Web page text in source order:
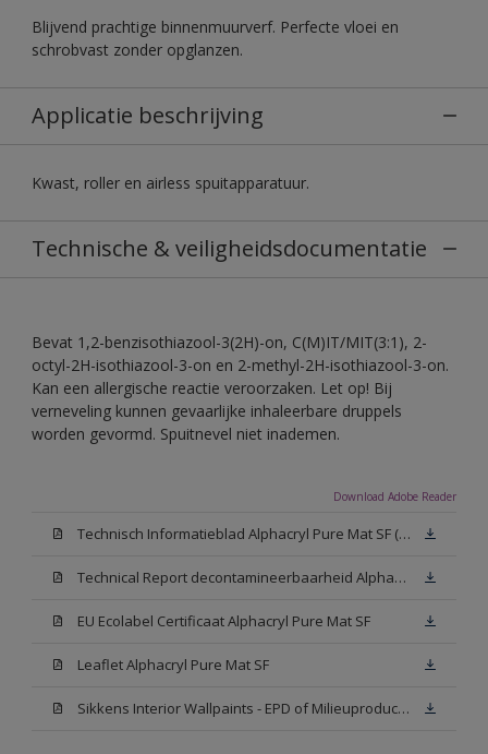
Blijvend prachtige binnenmuurverf. Perfecte vloei en
schrobvast zonder opglanzen.
Applicatie beschrijving
Kwast, roller en airless spuitapparatuur.
Technische & veiligheidsdocumentatie
Bevat 1,2-benzisothiazool-3(2H)-on, C(M)IT/MIT(3:1), 2-
octyl-2H-isothiazool-3-on en 2-methyl-2H-isothiazool-3-on.
Kan een allergische reactie veroorzaken. Let op! Bij
verneveling kunnen gevaarlijke inhaleerbare druppels
worden gevormd. Spuitnevel niet inademen.
Download Adobe Reader
Technisch Informatieblad Alphacryl Pure Mat SF (New Livery) (PDF)
Technical Report decontamineerbaarheid Alphacryl Pure Mat SF
EU Ecolabel Certificaat Alphacryl Pure Mat SF
Leaflet Alphacryl Pure Mat SF
Sikkens Interior Wallpaints - EPD of Milieuproductverklaring